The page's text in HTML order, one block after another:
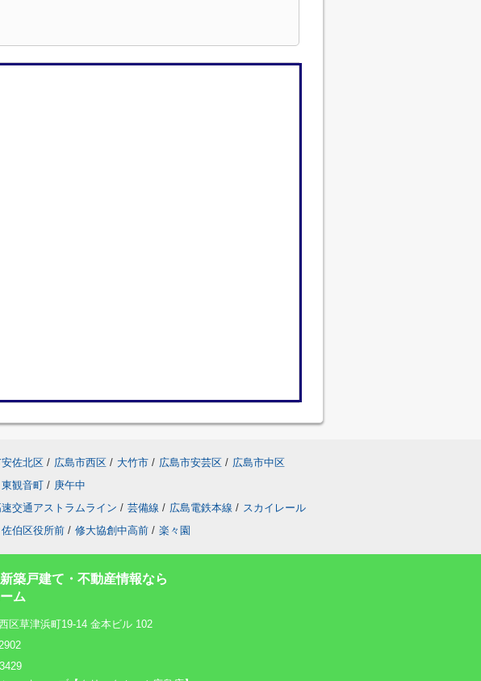
佐北区 / 広島市西区 / 大竹市 / 広島市安芸区 / 広島市中区
東観音町 / 庚午中
交通アストラムライン / 芸備線 / 広島電鉄本線 / スカイレール
佐伯区役所前 / 修大協創中高前 / 楽々園
築戸建て・不動産情報なら
ム
区草津浜町19-14 金本ビル 102